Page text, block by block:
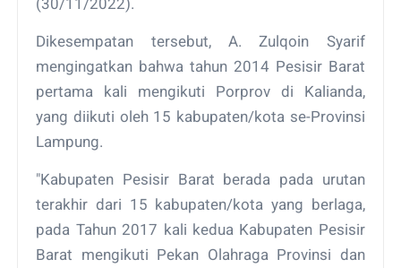
Dikesempatan tersebut, A. Zulqoin Syarif
mengingatkan bahwa tahun 2014 Pesisir Barat
pertama kali mengikuti Porprov di Kalianda,
yang diikuti oleh 15 kabupaten/kota se-Provinsi
Lampung.
"Kabupaten Pesisir Barat berada pada urutan
terakhir dari 15 kabupaten/kota yang berlaga,
pada Tahun 2017 kali kedua Kabupaten Pesisir
Barat mengikuti Pekan Olahraga Provinsi dan